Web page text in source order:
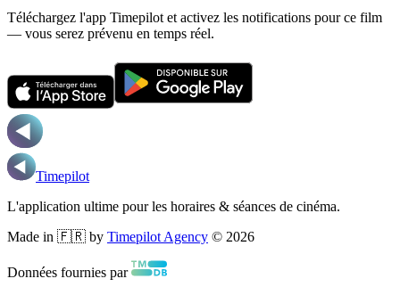
Téléchargez l'app Timepilot et activez les notifications pour ce film
— vous serez prévenu en temps réel.
Timepilot
L'application ultime pour les horaires & séances de cinéma.
Made in 🇫🇷 by Timepilot Agency © 2026
Données fournies par